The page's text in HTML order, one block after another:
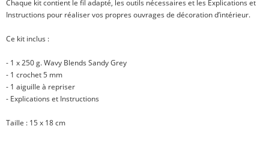
Chaque kit contient le fil adapté, les outils nécessaires et les Explications et
Instructions pour réaliser vos propres ouvrages de décoration d’intérieur.
Ce kit inclus :
- 1 x 250 g. Wavy Blends Sandy Grey
- 1 crochet 5 mm
- 1 aiguille à repriser
- Explications et Instructions
Taille : 15 x 18 cm